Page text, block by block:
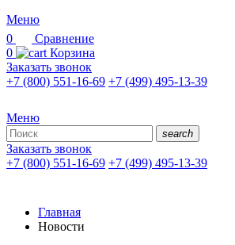
Меню
0
Сравнение
0
Корзина
Заказать звонок
+7 (800) 551-16-69 +7 (499) 495-13-39
Меню
search
Заказать звонок
+7 (800) 551-16-69 +7 (499) 495-13-39
Главная
Новости